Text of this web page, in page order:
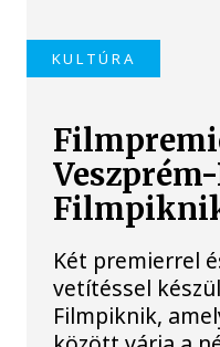
KULTÚRA
Két premierrel
vetítéssel
Filmpiknik,